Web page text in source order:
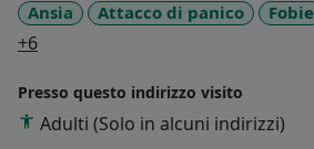
Ansia Attacco di panico Fobie
+6a11y_sr_more_diseases
Presso questo indirizzo visito
Adulti (Solo in alcuni indirizzi)